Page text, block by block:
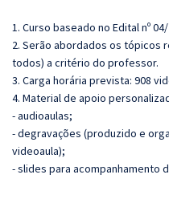
1. Curso baseado no Edital nº
2. Serão abordados os tópicos
todos) a critério do professor.
3. Carga horária prevista: 908
4. Material de apoio
- audioaulas;
- degravações (produzido e
videoaula);
- slides para acompanhamento